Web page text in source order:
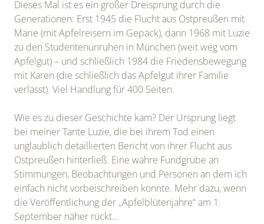
Dieses Mal ist es ein großer Dreisprung durch die
Generationen: Erst 1945 die Flucht aus Ostpreußen mit
Marie (mit Apfelreisern im Gepäck), dann 1968 mit Luzie
zu den Studentenunruhen in München (weit weg vom
Apfelgut) – und schließlich 1984 die Friedensbewegung
mit Karen (die schließlich das Apfelgut ihrer Familie
verlässt). Viel Handlung für 400 Seiten.
Wie es zu dieser Geschichte kam? Der Ursprung liegt
bei meiner Tante Luzie, die bei ihrem Tod einen
unglaublich detaillierten Bericht von ihrer Flucht aus
Ostpreußen hinterließ. Eine wahre Fundgrube an
Stimmungen, Beobachtungen und Personen an dem ich
einfach nicht vorbeischreiben konnte. Mehr dazu, wenn
die Veröffentlichung der „Apfelblütenjahre“ am 1.
September näher rückt…